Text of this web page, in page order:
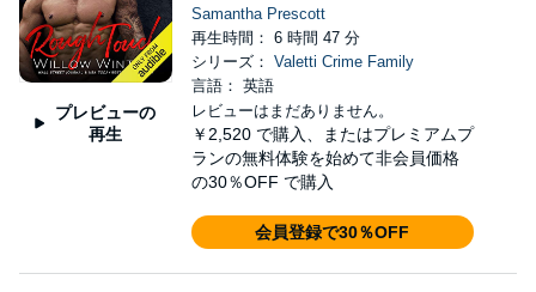
プレビューの
再生
Samantha Prescott
再生時間： 6 時間 47 分
シリーズ： Valetti Crime Family
言語： 英語
レビューはまだありません。
￥2,520 で購入、またはプレミアムプ
ランの無料体験を始めて非会員価格
の30％OFF で購入
会員登録で30％OFF